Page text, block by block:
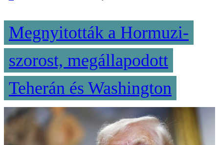
Megnyitották a Hormuzi-
szorost, megállapodott
Teherán és Washington